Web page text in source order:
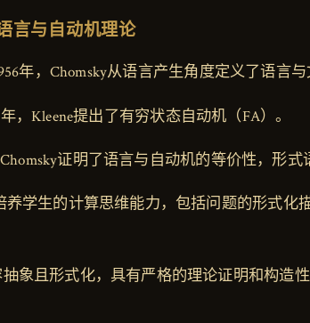
言与自动机理论
年，Chomsky从语言产生角度定义了语言与
年，Kleene提出了有穷状态自动机（FA）。
证明了语言与自动机的等价性，形式
养学生的计算思维能力，包括问题的形式化
象且形式化，具有严格的理论证明和构造性